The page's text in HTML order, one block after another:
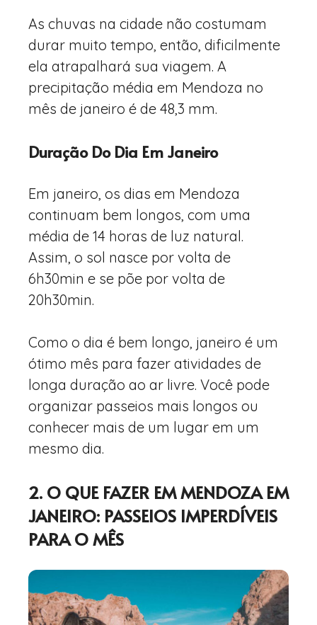
As chuvas na cidade não costumam
durar muito tempo, então, dificilmente
ela atrapalhará sua viagem. A
precipitação média em Mendoza no
mês de janeiro é de 48,3 mm.
Duração Do Dia Em Janeiro
Em janeiro, os dias em Mendoza
continuam bem longos, com uma
média de 14 horas de luz natural.
Assim, o sol nasce por volta de
6h30min e se põe por volta de
20h30min.
Como o dia é bem longo, janeiro é um
ótimo mês para fazer atividades de
longa duração ao ar livre. Você pode
organizar passeios mais longos ou
conhecer mais de um lugar em um
mesmo dia.
2. O QUE FAZER EM MENDOZA EM
JANEIRO: PASSEIOS IMPERDÍVEIS
PARA O MÊS